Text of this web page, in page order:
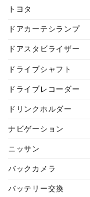
トヨタ
ドアカーテシランプ
ドアスタビライザー
ドライブシャフト
ドライブレコーダー
ドリンクホルダー
ナビゲーション
ニッサン
バックカメラ
バッテリー交換